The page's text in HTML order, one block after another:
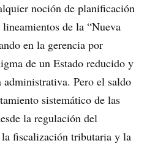
noción de planificación
de la “Nueva
en la gerencia por
de un Estado reducido y
Pero el saldo
sistemático de las
la regulación del
fiscalización tributaria y la